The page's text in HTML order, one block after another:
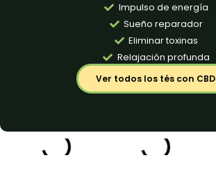
Impulso de energía
Sueño reparador
Eliminar toxinas
Relajación profunda
Ver todos los tés con CBD